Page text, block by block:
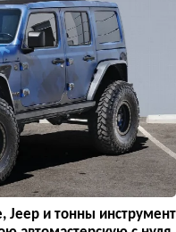
Jeep и тонны инструмент